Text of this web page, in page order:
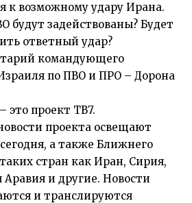
к возможному удару Ирана.
будут задействованы? Будет
ответный удар?
командующего
по ПВО и ПРО – Дорона
это проект ТВ7.
проекта освещают
а также Ближнего
стран как Иран, Сирия,
Аравия и другие. Новости
и транслируются